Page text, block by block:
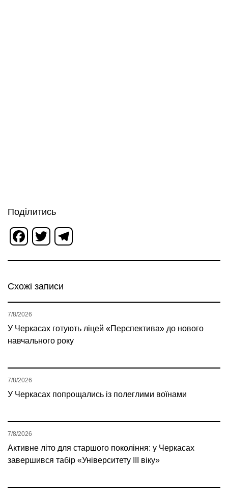
Поділитись
Facebook
Twitter
Схожі записи
У Черкасах готують ліцей «Перспектива» до нового
навчального року
7/8/2026
У Черкасах попрощались із полеглими воїнами
7/8/2026
Активне літо для старшого покоління: у Черкасах
завершився табір «Університету ІІІ віку»
7/8/2026